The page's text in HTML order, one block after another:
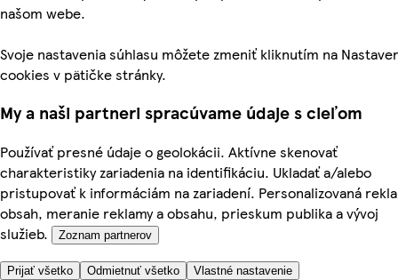
našom webe.
Svoje nastavenia súhlasu môžete zmeniť kliknutím na
cookies v pätičke stránky.
My a naši partneri spracúvame údaje s cieľom
Používať presné údaje o geolokácii. Aktívne skenovať
charakteristiky zariadenia na identifikáciu. Ukladať a/alebo
pristupovať k informáciám na zariadení. Personalizovaná
obsah, meranie reklamy a obsahu, prieskum publika a vývoj
služieb.
Zoznam partnerov
Prijať všetko Odmietnuť všetko Vlastné nastavenie